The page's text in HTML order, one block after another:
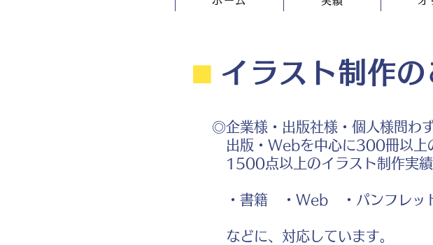
⬛︎ イラスト制作
◎企業様・出版社様・個人様問わ
出版・Webを中心に300冊以上
1500点以上のイラスト制作実績
・書籍 ・Web ・パンフレ
などに、対応しています。